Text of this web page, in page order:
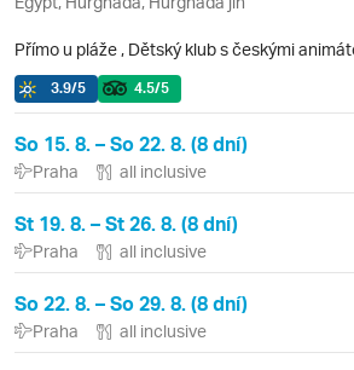
Přímo u pláže , Dětský klub s českými
3.9/5 4.5/5
So 15. 8. – So 22. 8. (8 dní)
Praha all inclusive
St 19. 8. – St 26. 8. (8 dní)
Praha all inclusive
So 22. 8. – So 29. 8. (8 dní)
Praha all inclusive